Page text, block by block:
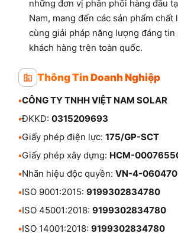
những đơn vị phân phối hàng đầu
Nam, mang đến các sản phẩm chất
cùng giải pháp năng lượng đáng tin
khách hàng trên toàn quốc.
Thông Tin Doanh Nghiệp
•CÔNG TY TNHH VIỆT NAM SOLAR
•ĐKKD: 0315209693
•Giấy phép điện lực: 175/GP-SCT
•Giấy phép xây dựng: HCM-
•Nhãn hiệu độc quyền: VN-4-
•ISO 9001:2015: 9199302834780
•ISO 45001:2018: 9199302834780
•ISO 14001:2018: 9199302834780